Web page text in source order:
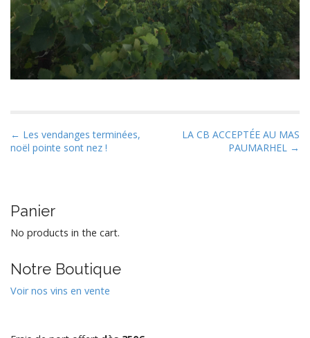
P
o
n
a
v
i
g
a
i
← Les vendanges terminées,
noël pointe sont nez !
LA CB ACCEPTÉE AU MAS
PAUMARHEL →
Panier
No products in the cart.
Notre Boutique
Voir nos vins en vente